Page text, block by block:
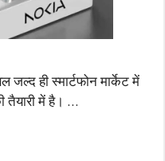
ही स्मार्टफोन मार्केट में
तैयारी में है। …